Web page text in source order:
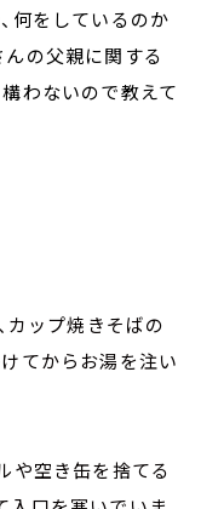
何をしているのか
の父親に関する
わないので教えて
カップ焼きそばの
てからお湯を注い
や空き缶を捨てる